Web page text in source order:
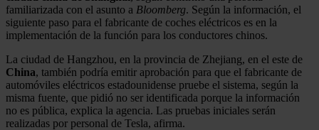
familiarizada con el asunto a Bloomberg. Según la información, el
siguiente paso para el fabricante de coches eléctricos es en la
implementación de la función para los conductores chinos.
La ciudad de Hangzhou, en la provincia de Zhejiang, en el este de
China, también podría emitir aprobación para que el fabricante de
automóviles eléctricos estadounidense pruebe el sistema, según la
misma fuente, que pidió no ser identificada porque la información
no es pública, explica la agencia. Las pruebas iniciales serán
realizadas por personal de Tesla, afirma.